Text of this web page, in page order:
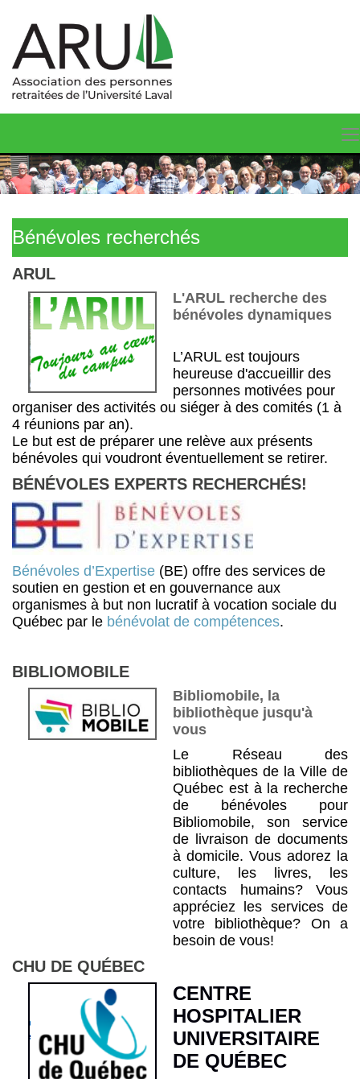
Bénévoles recherchés
ARUL
L'ARUL recherche des
bénévoles dynamiques
L’ARUL est toujours
heureuse d'accueillir des
personnes motivées pour
organiser des activités ou siéger à des comités (1 à
4 réunions par an).
Le but est de préparer une relève aux présents
bénévoles qui voudront éventuellement se retirer.
BÉNÉVOLES EXPERTS RECHERCHÉS!
Bénévoles d’Expertise (BE) offre des services de
soutien en gestion et en gouvernance aux
organismes à but non lucratif à vocation sociale du
Québec par le bénévolat de compétences.
BIBLIOMOBILE
Bibliomobile, la
bibliothèque jusqu'à
vous
Le Réseau des
bibliothèques de la Ville de
Québec est à la recherche
de bénévoles pour
Bibliomobile, son service
de livraison de documents
à domicile. Vous adorez la
culture, les livres, les
contacts humains? Vous
appréciez les services de
votre bibliothèque? On a
besoin de vous!
CHU DE QUÉBEC
CENTRE
HOSPITALIER
UNIVERSITAIRE
DE QUÉBEC